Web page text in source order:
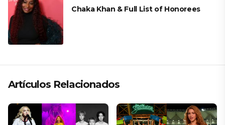
Chaka Khan & Full List of Honorees
Artículos Relacionados